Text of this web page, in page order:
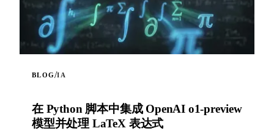
BLOG/IA
在 Python 脚本中集成 OpenAI o1-preview
模型并处理 LaTeX 表达式